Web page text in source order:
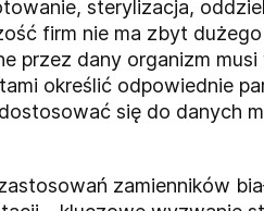
sterylizacja,
firm nie ma zbyt
przez dany organizm
określić odpowiednie
się do danych
zamienników